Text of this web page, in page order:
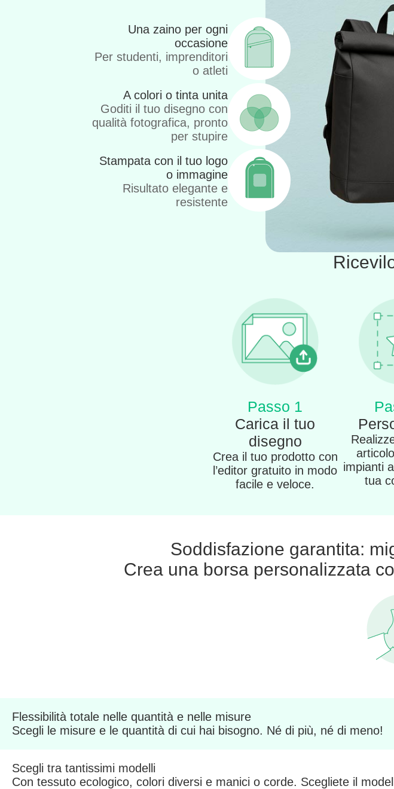
Una zaino per ogni
occasione
Per studenti, imprenditori
o atleti
A colori o tinta unita
Goditi il tuo disegno con
qualità fotografica, pronto
per stupire
Stampata con il tuo logo
o immagine
Risultato elegante e
resistente
Passo 1
Carica il tuo
disegno
Crea il tuo prodotto con
l’editor gratuito in modo
facile e veloce.
impianti
tua
Soddisfazione garantita:
Crea una borsa personalizzata
Flessibilità totale nelle quantità e nelle misure
Scegli le misure e le quantità di cui hai bisogno. Né di più, né di meno!
Scegli tra tantissimi modelli
Con tessuto ecologico, colori diversi e manici o corde. Scegliete il